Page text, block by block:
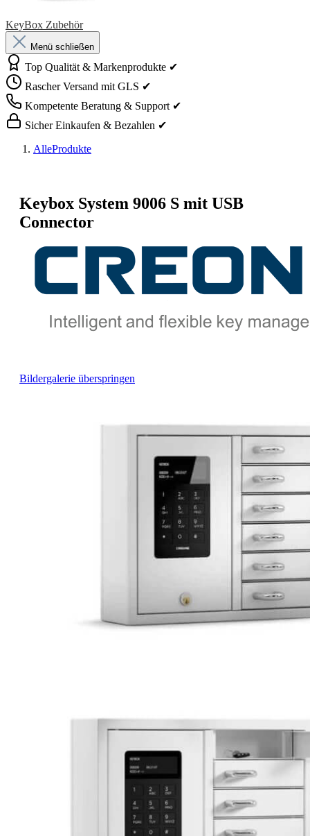
KeyBox Zubehör
Menü schließen
Top Qualität & Markenprodukte ✔
Rascher Versand mit GLS ✔
Kompetente Beratung & Support ✔
Sicher Einkaufen & Bezahlen ✔
AlleProdukte
Keybox System 9006 S mit USB
Connector
Bildergalerie überspringen